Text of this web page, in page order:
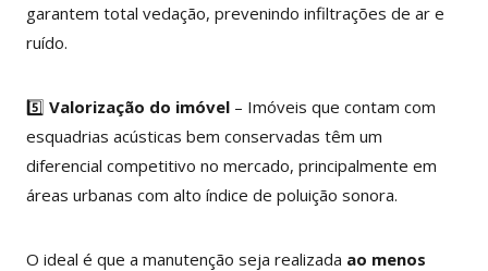
garantem total vedação, prevenindo infiltrações de ar e
ruído.
5️⃣ Valorização do imóvel – Imóveis que contam com
esquadrias acústicas bem conservadas têm um
diferencial competitivo no mercado, principalmente em
áreas urbanas com alto índice de poluição sonora.
O ideal é que a manutenção seja realizada ao menos